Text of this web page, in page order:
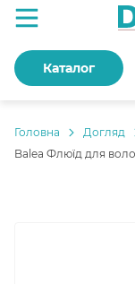
Каталог
Головнa Догляд
Balea Флюїд для